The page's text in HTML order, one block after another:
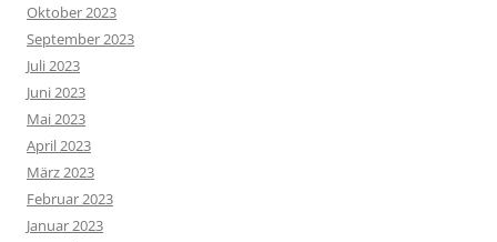
Oktober 2023
September 2023
Juli 2023
Juni 2023
Mai 2023
April 2023
März 2023
Februar 2023
Januar 2023